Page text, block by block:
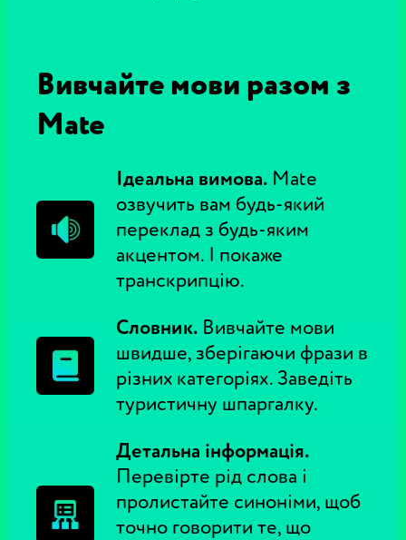
Вивчайте мови разом з
Mate
Ідеальна вимова. Mate
озвучить вам будь-який
переклад з будь-яким
акцентом. І покаже
транскрипцію.
Словник. Вивчайте мови
швидше, зберігаючи фрази в
різних категоріях. Заведіть
туристичну шпаргалку.
Детальна інформація.
Перевірте рід слова і
пролистайте синоніми, щоб
точно говорити те, що